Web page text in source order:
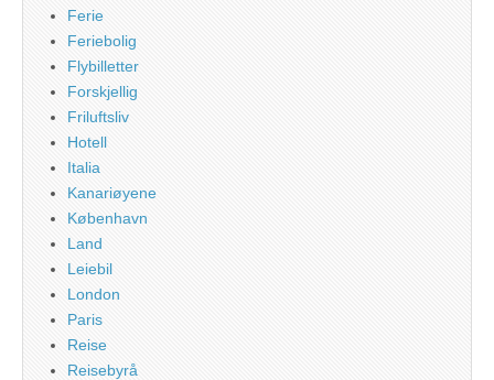
Ferie
Feriebolig
Flybilletter
Forskjellig
Friluftsliv
Hotell
Italia
Kanariøyene
København
Land
Leiebil
London
Paris
Reise
Reisebyrå